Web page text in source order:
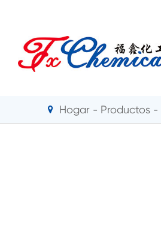
Hogar Productos